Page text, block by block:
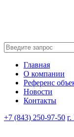
Главная
О компании
Референс
Новости
Контакты
+7 (843) 250-97-50